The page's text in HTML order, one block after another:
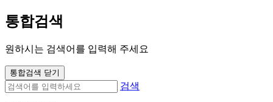
통합검색
원하시는 검색어를 입력해 주세요
통합검색 닫기
검색